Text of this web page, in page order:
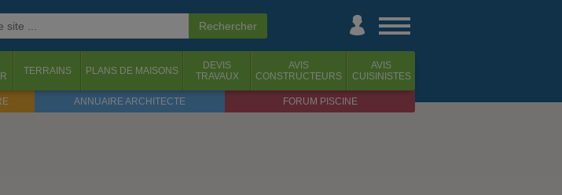
TERRAINS PLANS DE MAISONS
DEVIS
TRAVAUX
AVIS
CONSTRUCTEURS
AVIS
CUISINISTES
ANNUAIRE ARCHITECTE FORUM PISCINE